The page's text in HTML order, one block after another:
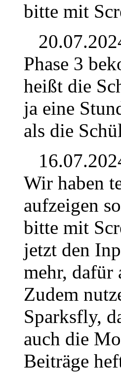
bitte mit
Phase 3
heißt die
ja eine
als die
Wir haben
aufzeigen
bitte mit
jetzt den
mehr, dafür
Zudem
Sparksfly,
auch die
Beiträge